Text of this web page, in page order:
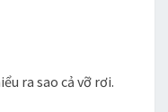
ra sao cả vỡ rơi.